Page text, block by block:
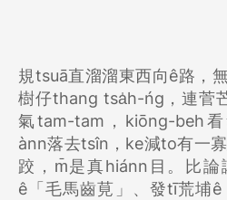
規tsuā直溜溜東西向ê路，
樹仔thang tsa̍h-ńg，連菅
氣tam-tam，kiōng-beh
ànn落去tsîn，ke減to有一
跤，m̄是真hiánn目。比
ê「毛馬齒莧」、發tī荒埔